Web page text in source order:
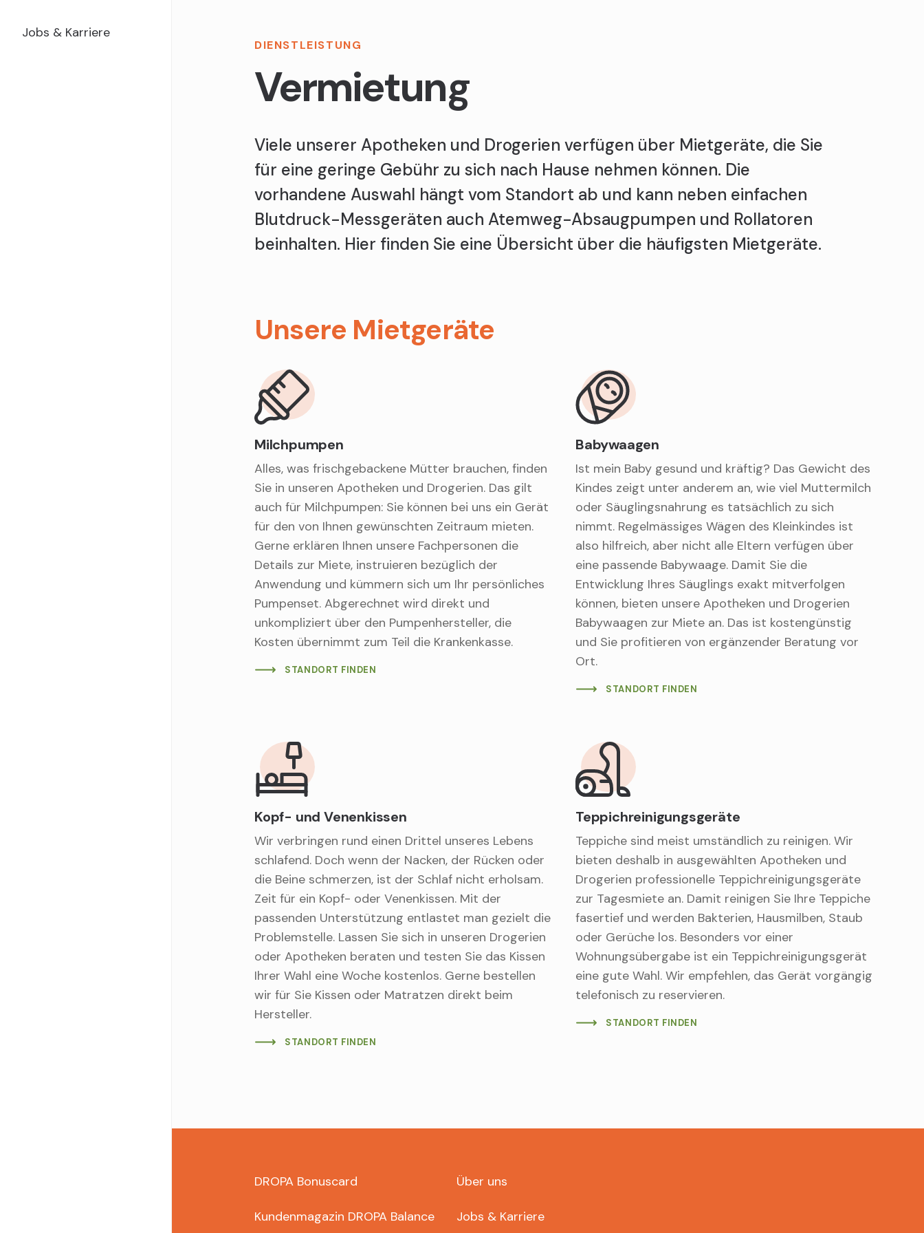
Jobs & Karriere
DIENSTLEISTUNG
Vermietung
Viele unserer Apotheken und Drogerien verfügen über Mietgeräte, die Sie
für eine geringe Gebühr zu sich nach Hause nehmen können. Die
vorhandene Auswahl hängt vom Standort ab und kann neben einfachen
Blutdruck-Messgeräten auch Atemweg-Absaugpumpen und Rollatoren
beinhalten. Hier finden Sie eine Übersicht über die häufigsten Mietgeräte.
Unsere Mietgeräte
Milchpumpen
Alles, was frischgebackene Mütter brauchen, finden
Sie in unseren Apotheken und Drogerien. Das gilt
auch für Milchpumpen: Sie können bei uns ein Gerät
für den von Ihnen gewünschten Zeitraum mieten.
Gerne erklären Ihnen unsere Fachpersonen die
Details zur Miete, instruieren bezüglich der
Anwendung und kümmern sich um Ihr persönliches
Pumpenset. Abgerechnet wird direkt und
unkompliziert über den Pumpenhersteller, die
Kosten übernimmt zum Teil die Krankenkasse.
STANDORT FINDEN
Babywaagen
Ist mein Baby gesund und kräftig? Das Gewicht des
Kindes zeigt unter anderem an, wie viel Muttermilch
oder Säuglingsnahrung es tatsächlich zu sich
nimmt. Regelmässiges Wägen des Kleinkindes ist
also hilfreich, aber nicht alle Eltern verfügen über
eine passende Babywaage. Damit Sie die
Entwicklung Ihres Säuglings exakt mitverfolgen
können, bieten unsere Apotheken und Drogerien
Babywaagen zur Miete an. Das ist kostengünstig
und Sie profitieren von ergänzender Beratung vor
Ort.
STANDORT FINDEN
Kopf- und Venenkissen
Wir verbringen rund einen Drittel unseres Lebens
schlafend. Doch wenn der Nacken, der Rücken oder
die Beine schmerzen, ist der Schlaf nicht erholsam.
Zeit für ein Kopf- oder Venenkissen. Mit der
passenden Unterstützung entlastet man gezielt die
Problemstelle. Lassen Sie sich in unseren Drogerien
oder Apotheken beraten und testen Sie das Kissen
Ihrer Wahl eine Woche kostenlos. Gerne bestellen
wir für Sie Kissen oder Matratzen direkt beim
Hersteller.
STANDORT FINDEN
Teppichreinigungsgeräte
Teppiche sind meist umständlich zu reinigen. Wir
bieten deshalb in ausgewählten Apotheken und
Drogerien professionelle Teppichreinigungsgeräte
zur Tagesmiete an. Damit reinigen Sie Ihre Teppiche
fasertief und werden Bakterien, Hausmilben, Staub
oder Gerüche los. Besonders vor einer
Wohnungsübergabe ist ein Teppichreinigungsgerät
eine gute Wahl. Wir empfehlen, das Gerät vorgängig
telefonisch zu reservieren.
STANDORT FINDEN
Footer
DROPA Bonuscard
Kundenmagazin DROPA Balance
Über uns
Jobs & Karriere